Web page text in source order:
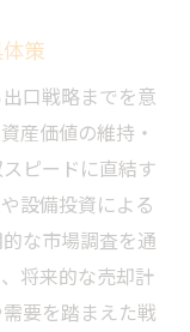
策
口戦略までを意
産価値の維持・
ピードに直結す
設備投資による
な市場調査を通
将来的な売却計
要を踏まえた戦